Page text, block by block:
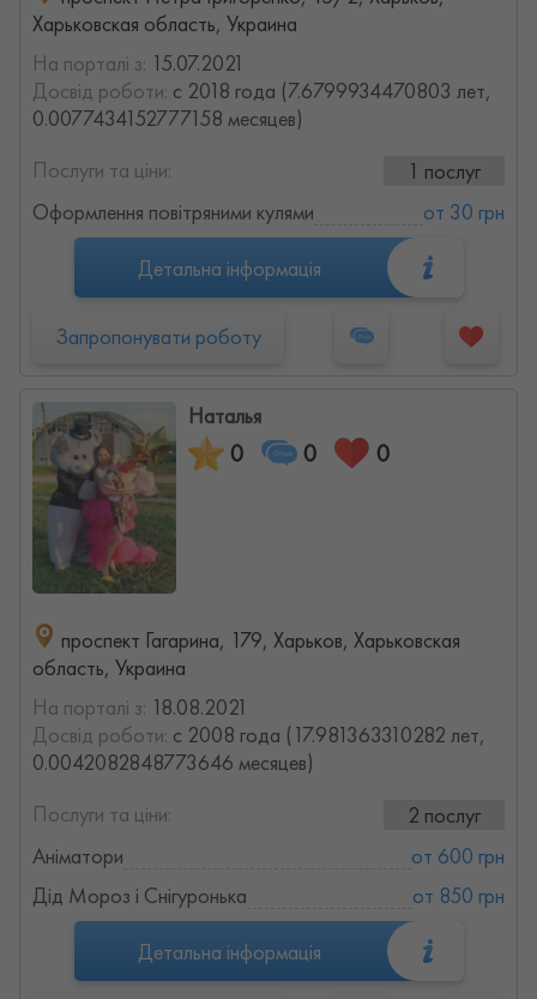
Харьковская область, Украина
На порталі з: 15.07.2021
Досвід роботи: с 2018 года (7.6799934470803 лет,
0.0077434152777158 месяцев)
Послуги та ціни:
1 послуг
Оформлення повітряними кулями
от 30 грн
Детальна інформація
Запропонувати роботу
Наталья
0 0 0
проспект Гагарина, 179, Харьков, Харьковская
область, Украина
На порталі з: 18.08.2021
Досвід роботи: с 2008 года (17.981363310282 лет,
0.0042082848773646 месяцев)
Послуги та ціни:
2 послуг
Аніматори
от 600 грн
Дід Мороз і Снігуронька
от 850 грн
Детальна інформація